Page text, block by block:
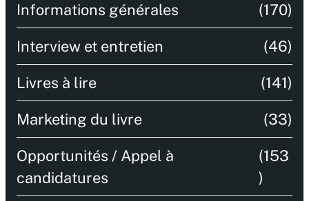
Informations générales (170)
Interview et entretien (46)
Livres à lire (141)
Marketing du livre (33)
Opportunités / Appel à
candidatures
(153
)